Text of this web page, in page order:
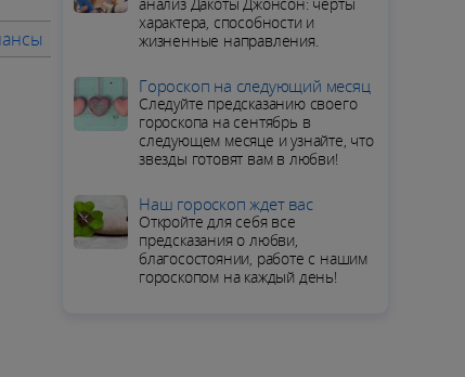
Советы месяца ПОДРОБНЫЙ ГОРОСКОП для
характера, способности и
жизненные направления.
Гороскоп на следующий месяц
Следуйте предсказанию своего
гороскопа на сентябрь в
следующем месяце и узнайте, что
звезды готовят вам в любви!
Наш гороскоп ждет вас
Откройте для себя все
предсказания о любви,
благосостоянии, работе с нашим
гороскопом на каждый день!